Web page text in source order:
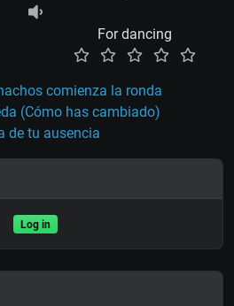
For dancing
comienza la ronda
(Cómo has cambiado)
de tu ausencia
Log in